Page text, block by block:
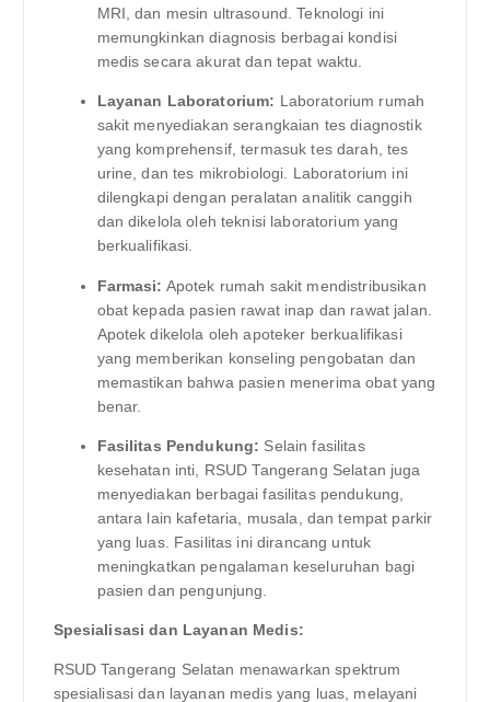
MRI, dan mesin ultrasound. Teknologi ini
memungkinkan diagnosis berbagai kondisi
medis secara akurat dan tepat waktu.
Layanan Laboratorium: Laboratorium rumah
sakit menyediakan serangkaian tes diagnostik
yang komprehensif, termasuk tes darah, tes
urine, dan tes mikrobiologi. Laboratorium ini
dilengkapi dengan peralatan analitik canggih
dan dikelola oleh teknisi laboratorium yang
berkualifikasi.
Farmasi: Apotek rumah sakit mendistribusikan
obat kepada pasien rawat inap dan rawat jalan.
Apotek dikelola oleh apoteker berkualifikasi
yang memberikan konseling pengobatan dan
memastikan bahwa pasien menerima obat yang
benar.
Fasilitas Pendukung: Selain fasilitas
kesehatan inti, RSUD Tangerang Selatan juga
menyediakan berbagai fasilitas pendukung,
antara lain kafetaria, musala, dan tempat parkir
yang luas. Fasilitas ini dirancang untuk
meningkatkan pengalaman keseluruhan bagi
pasien dan pengunjung.
Spesialisasi dan Layanan Medis:
RSUD Tangerang Selatan menawarkan spektrum
spesialisasi dan layanan medis yang luas, melayani